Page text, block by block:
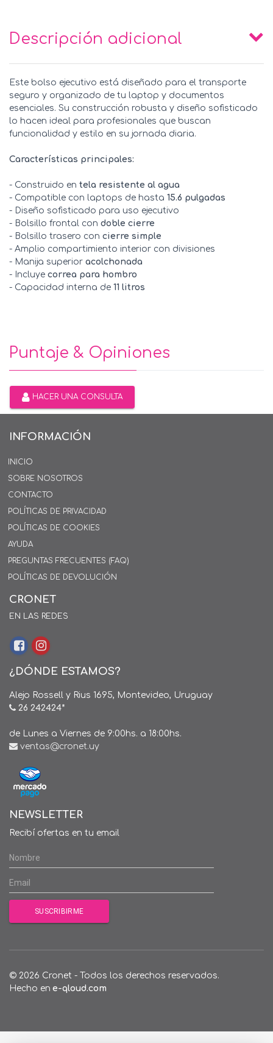
Descripción adicional
Este bolso ejecutivo está diseñado para el transporte
seguro y organizado de tu laptop y documentos
esenciales. Su construcción robusta y diseño sofisticado
lo hacen ideal para profesionales que buscan
funcionalidad y estilo en su jornada diaria.
Características principales:
- Construido en tela resistente al agua
- Compatible con laptops de hasta 15.6 pulgadas
- Diseño sofisticado para uso ejecutivo
- Bolsillo frontal con doble cierre
- Bolsillo trasero con cierre simple
- Amplio compartimiento interior con divisiones
- Manija superior acolchonada
- Incluye correa para hombro
- Capacidad interna de 11 litros
Puntaje & Opiniones
HACER UNA CONSULTA
INFORMACIÓN
INICIO
SOBRE NOSOTROS
CONTACTO
POLÍTICAS DE PRIVACIDAD
POLÍTICAS DE COOKIES
AYUDA
PREGUNTAS FRECUENTES (FAQ)
POLÍTICAS DE DEVOLUCIÓN
CRONET
EN LAS REDES
¿DÓNDE ESTAMOS?
Alejo Rossell y Rius 1695, Montevideo, Uruguay
26 242424*
de Lunes a Viernes de 9:00hs. a 18:00hs.
ventas@cronet.uy
NEWSLETTER
Recibí ofertas en tu email
© 2026 Cronet - Todos los derechos reservados.
Hecho en e-qloud.com